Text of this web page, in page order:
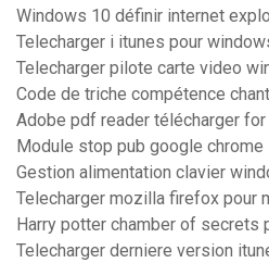
Windows 10 définir internet
Telecharger i itunes pour
Telecharger pilote carte video
Code de triche compétence
Adobe pdf reader télécharger
Module stop pub google chrome
Gestion alimentation clavier
Telecharger mozilla firefox pour
Harry potter chamber of secrets
Telecharger derniere version